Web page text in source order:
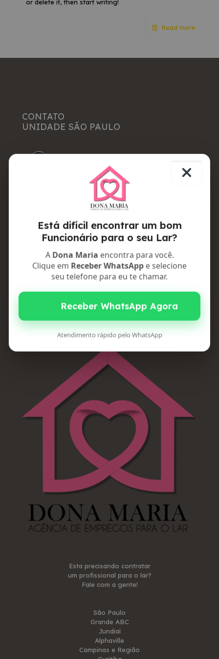
or delete it, then start writing!
Read more
CONTATO
UNIDADE SÃO PAULO
Esta precisando contratar
um profissional para o lar?
Fale com a gente!
São Paulo
Grande ABC
Jundiaí
Alphaville
Campinas e Região
Está difícil encontrar um bom
Funcionário para o seu Lar?
A Dona Maria encontra para você.
Clique em Receber WhatsAppe selecione
seu telefone para eu te chamar.
Atendimento rápido pelo WhatsApp